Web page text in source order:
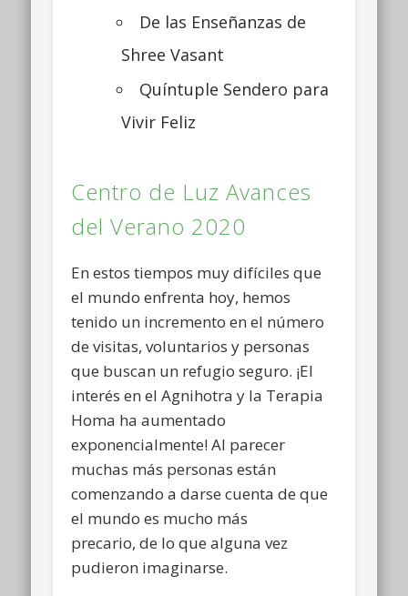
De las Enseñanzas de
Shree Vasant
Quíntuple Sendero para
Vivir Feliz
Centro de Luz Avances
del Verano 2020
En estos tiempos muy difíciles que
el mundo enfrenta hoy, hemos
tenido un incremento en el número
de visitas, voluntarios y personas
que buscan un refugio seguro. ¡El
interés en el Agnihotra y la Terapia
Homa ha aumentado
exponencialmente! Al parecer
muchas más personas están
comenzando a darse cuenta de que
el mundo es mucho más
precario, de lo que alguna vez
pudieron imaginarse.